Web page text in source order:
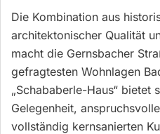
Die Kombination aus
architektonischer Qualität
macht die Gernsbacher
gefragtesten Wohnlagen
„Schababerle-Haus“ bietet
Gelegenheit,
vollständig kernsanierten